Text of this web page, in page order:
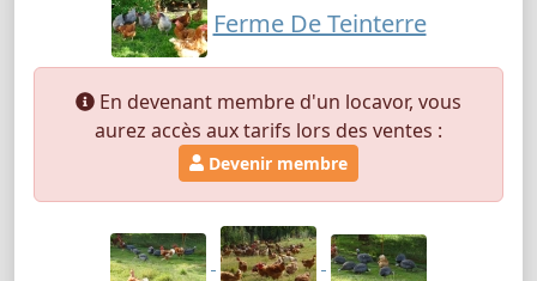
Ferme De Teinterre
En devenant membre d'un locavor, vous
aurez accès aux tarifs lors des ventes :
Devenir membre